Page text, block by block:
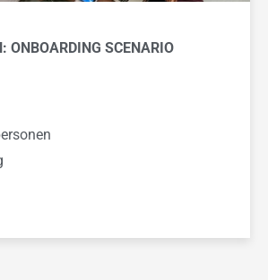
ONBOARDING SCENARIO